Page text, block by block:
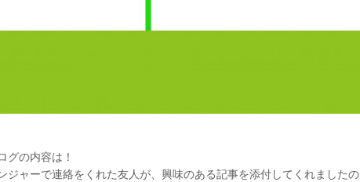
グの内容は！
ジャーで連絡をくれた友人が、興味のある記事を添付してくれましたの